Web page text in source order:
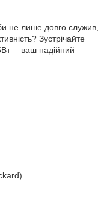
не лише довго служив,
Зустрічайте
ваш надійний